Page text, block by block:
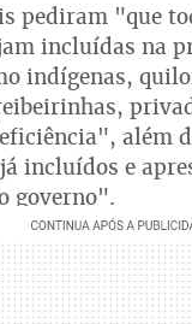
pediram "que
incluídas na
indígenas,
além
incluídos e
governo".